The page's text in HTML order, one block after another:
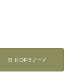
В КОРЗИНУ